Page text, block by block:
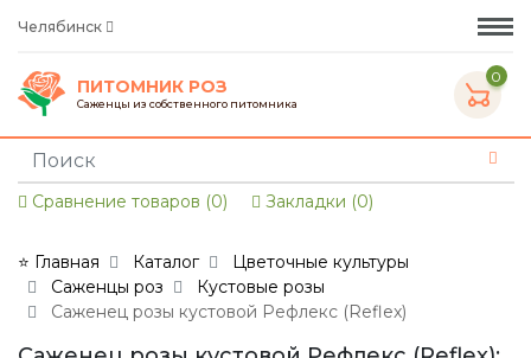
Челябинск
ПИТОМНИК РОЗ
Саженцы из собственного питомника
0
Сравнение товаров (0) Закладки (0)
⭐ Главная Каталог
Цветочные культуры
Саженцы роз
Кустовые розы
Саженец розы кустовой Рефлекс (Reflex)